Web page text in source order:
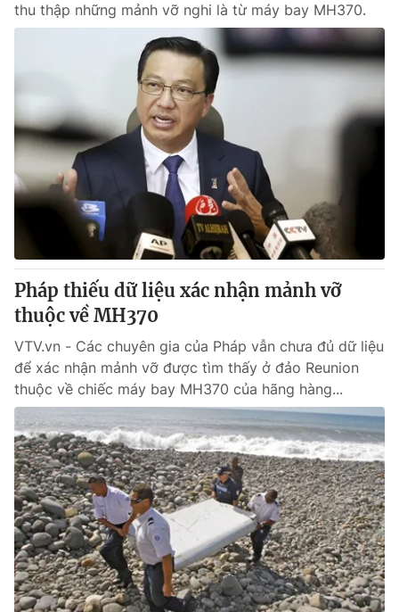
Theo dõi báo trên
Cơ quan chủ quản:
Đài Truyền hình Việt Nam
Cơ quan báo chí:
Thời báo VTV
Giấy phép hoạt động báo in và báo điện tử số 483/GP-BTTTT
cấp ngày 29/12/2023
Tổng Biên tập:Vũ Thanh Thủy
Phó Tổng Biên tập:Nguyễn Thị Mỹ Hạnh, Phạm Quốc Thắng,
Nguyễn Trọng Ninh
Tổng đài VTV:
024.38 355 931 - 024.38 355 932
Ðiện thoại Thời báo VTV: 024.66 897 897
Email: toasoan@vtv.vn
Liên hệ quảng cáo:024-7300.7108
thu thập những mảnh vỡ nghi là từ máy bay MH370.
Pháp thiếu dữ liệu xác nhận mảnh vỡ
thuộc về MH370
VTV.vn - Các chuyên gia của Pháp vẫn chưa đủ dữ liệu
để xác nhận mảnh vỡ được tìm thấy ở đảo Reunion
thuộc về chiếc máy bay MH370 của hãng hàng...